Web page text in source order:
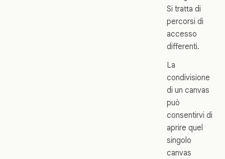
Si tratta di
percorsi di
accesso
differenti.
La
condivisione
di un canvas
può
consentirvi di
aprire quel
singolo
canvas